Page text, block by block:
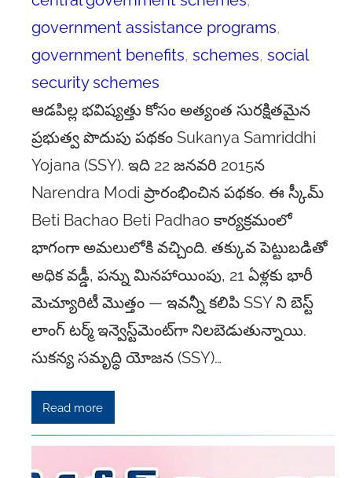
government assistance programs
government benefits, schemes, social
security schemes
ఆడపిల్ల భవిష్యత్తు కోసం అత్యంత సురక్షితమైన
ప్రభుత్వ పొదుపు పథకం Sukanya Samriddhi
Yojana (SSY). ఇది 22 జనవరి 2015న
Narendra Modi ప్రారంభించిన పథకం. ఈ స్కీమ్
Beti Bachao Beti Padhao కార్యక్రమంలో
భాగంగా అమలులోకి వచ్చింది. తక్కువ పెట్టుబడితో
అధిక వడ్డీ, పన్ను మినహాయింపు, 21 ఏళ్లకు భారీ
మెచ్యూరిటీ మొత్తం — ఇవన్నీ కలిపి SSY ని బెస్ట్
లాంగ్ టర్మ్ ఇన్వెస్ట్‌మెంట్‌గా నిలబెడుతున్నాయి.
సుకన్య సమృద్ధి యోజన (SSY)…
Read more